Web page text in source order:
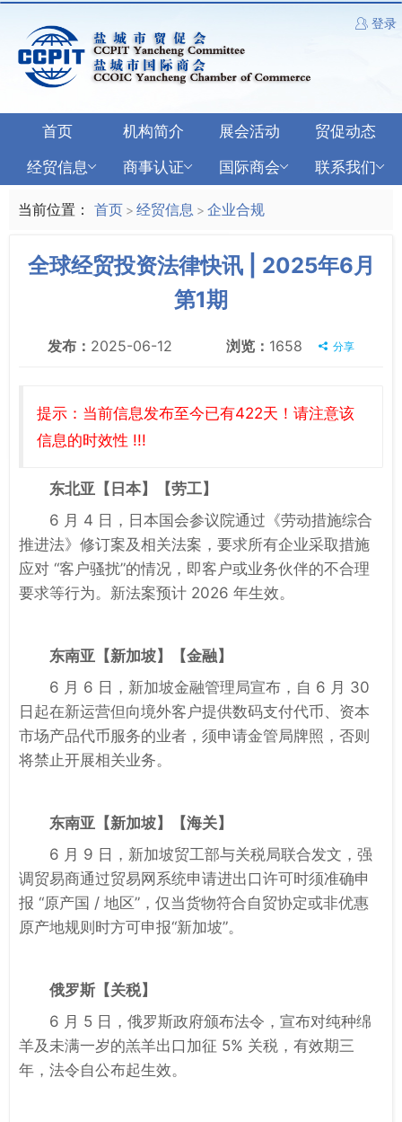
登录
首页 机构简介 展会活动
贸促动态
经贸信息
商事认证 国际商会 联系我们
当前位置： 首页 > 经贸信息 > 企业合规
全球经贸投资法律快讯 | 2025年6月
第1期
发布： 2025-06-12 浏览： 1658 分享
提示：当前信息发布至今已有422天！请注意该
信息的时效性 !!!
东北亚 【日本】【劳工】
6 月 4 日，日本国会参议院通过《劳动措施综合
推进法》修订案及相关法案，要求所有企业采取措施
应对 “客户骚扰”的情况，即客户或业务伙伴的不合理
要求等行为。新法案预计 2026 年生效。
东南亚 【新加坡】【金融】
6 月 6 日，新加坡金融管理局宣布，自 6 月 30
日起在新运营但向境外客户提供数码支付代币、资本
市场产品代币服务的业者，须申请金管局牌照，否则
将禁止开展相关业务。
东南亚 【新加坡】【海关】
6 月 9 日，新加坡贸工部与关税局联合发文，强
调贸易商通过贸易网系统申请进出口许可时须准确申
报 “原产国 / 地区”，仅当货物符合自贸协定或非优惠
原产地规则时方可申报“新加坡”。
俄罗斯 【关税】
6 月 5 日，俄罗斯政府颁布法令，宣布对纯种绵
羊及未满一岁的羔羊出口加征 5% 关税，有效期三
年，法令自公布起生效。